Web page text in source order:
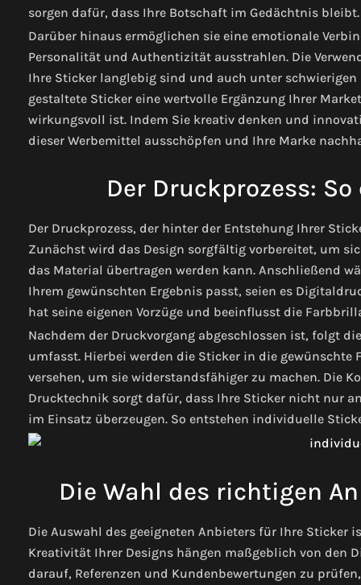
sorgen dafür, dass Ihre Botschaft im Gedächtnis bleibt.
Darüber hinaus ermöglichen sie eine emotionale
Personalität und Authentizität ausstrahlen. Die
Ihre Sticker langlebig sind und auch unter
gestaltete Sticker eine wertvolle Ergänzung Ihrer
wirkungsvoll ist. Indem Sie kreativ denken und
dieser Werbemittel ausschöpfen und Ihre Marke
Der Druckprozess:
Der Druckprozess, der hinter der Entstehung Ihrer
Zunächst wird das Design sorgfältig vorbereitet, um
das Material übertragen werden kann. Anschließend
Ihrem gewünschten Ergebnis passt, seien es
hat seine eigenen Vorzüge und beeinflusst die
Nachdem der Druckvorgang abgeschlossen ist, folgt
umfasst. Hierbei werden die Sticker in die
versehen, um sie widerstandsfähiger zu machen. Die
Drucktechnik sorgt dafür, dass Ihre Sticker nicht nur
im Einsatz überzeugen. So entstehen individuelle
Die Wahl des richtigen
Die Auswahl des geeigneten Anbieters für Ihre Sticker
Kreativität Ihrer Designs hängen maßgeblich von den
darauf, Referenzen und Kundenbewertungen zu